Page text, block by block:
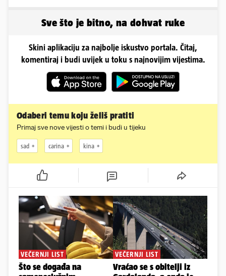
Sve što je bitno, na dohvat ruke
Skini aplikaciju za najbolje iskustvo portala. Čitaj,
komentiraj i budi uvijek u toku s najnovijim vijestima.
Odaberi temu koju želiš pratiti
Primaj sve nove vijesti o temi i budi u tijeku
sad carina kina